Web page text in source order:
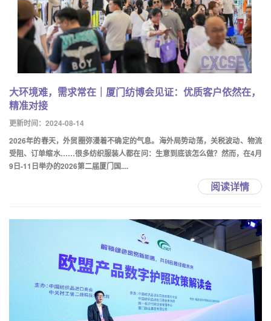
大环境难，需求常在｜厦门纺博会见证：优质客户依然在，
精准对接
更新时间：2024-08-14
2026年的春天，外贸圈弥漫着不确定的气息。海外局势动荡，关税波动、物流
受阻、订单缩水……很多纺织服装人都在问：生意到底该怎么做？然而，在4月
9日-11日举办的2026第二届厦门国....
阅读详情